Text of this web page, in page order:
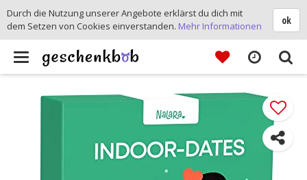
Toggle
navigation
ok
Durch die Nutzung unserer Angebote erklärst du dich mit
dem Setzen von Cookies einverstanden. Mehr Informationen